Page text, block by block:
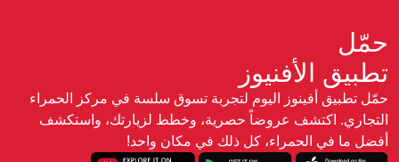
حمّل
تطبيق الأفنيوز
حمّل تطبيق أفينوز اليوم لتجربة تسوق سلسة في مركز الحمراء
التجاري. اكتشف عروضاً حصرية، وخطط لزيارتك، واستكشف
أفضل ما في الحمراء، كل ذلك في مكان واحد!